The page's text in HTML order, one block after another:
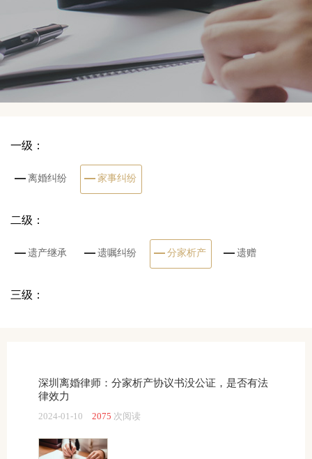
一级：
离婚纠纷 家事纠纷
二级：
遗产继承 遗嘱纠纷 分家析产 遗赠
三级：
深圳离婚律师：分家析产协议书没公证，是否有法
律效力
2024-01-10 2075 次阅读